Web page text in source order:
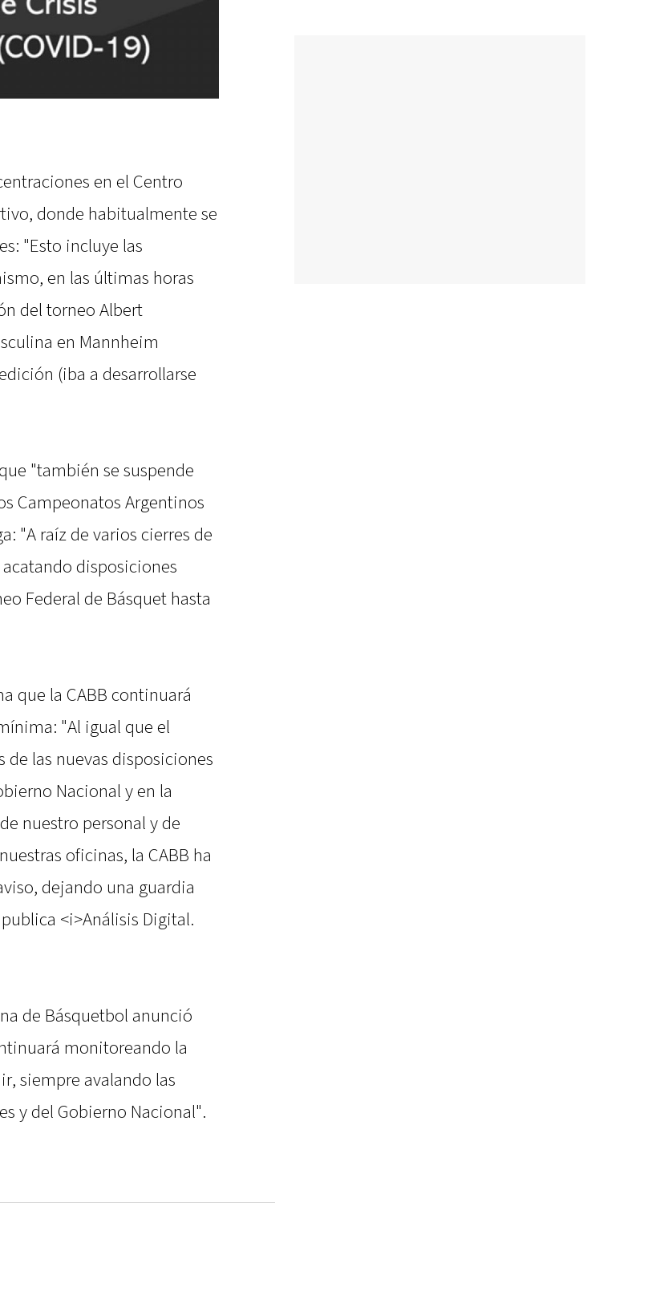
en el Centro
donde habitualmente se
"Esto incluye las
en las últimas horas
del torneo Albert
en Mannheim
(iba a desarrollarse
"también se suspende
Campeonatos Argentinos
"A raíz de varios cierres de
disposiciones
Federal de Básquet hasta
que la CABB continuará
"Al igual que el
las nuevas disposiciones
Nacional y en la
nuestro personal y de
oficinas, la CABB ha
dejando una guardia
<i>Análisis Digital.
de Básquetbol anunció
monitoreando la
siempre avalando las
y del Gobierno Nacional".